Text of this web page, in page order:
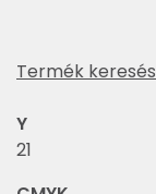
Termék
Y
21